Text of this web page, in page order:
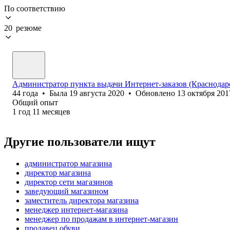
По соответствию
20 резюме
Администратор пункта выдачи Интернет-заказов
44 года • Была 19 августа 2020 • Обновлено 13 октября
Общий опыт
1 год 11 месяцев
Другие пользователи ищут
администратор магазина
директор магазина
директор сети магазинов
заведующий магазином
заместитель директора магазина
менеджер интернет-магазина
менеджер по продажам в интернет-магазин
продавец обуви